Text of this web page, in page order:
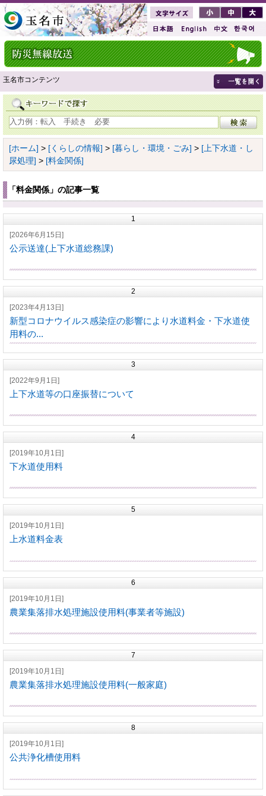
玉名市コンテンツ
[ホーム] > [くらしの情報] > [暮らし・環境・ごみ] > [上下水道・し
尿処理] > [料金関係]
「料金関係」の記事一覧
1
[2026年6月15日]
公示送達(上下水道総務課)
2
[2023年4月13日]
新型コロナウイルス感染症の影響により水道料金・下水道使
用料の...
3
[2022年9月1日]
上下水道等の口座振替について
4
[2019年10月1日]
下水道使用料
5
[2019年10月1日]
上水道料金表
6
[2019年10月1日]
農業集落排水処理施設使用料(事業者等施設)
7
[2019年10月1日]
農業集落排水処理施設使用料(一般家庭)
8
[2019年10月1日]
公共浄化槽使用料